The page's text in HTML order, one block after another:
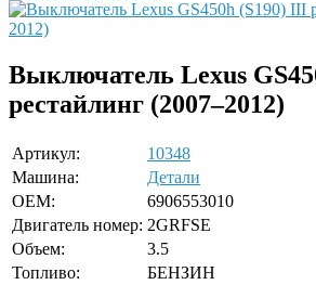
Выключатель Lexus
рестайлинг (2007–2012)
Артикул:
10348
Машина:
Детали
OEM:
6906553010
Двигатель номер: 2GRFSE
Объем:
3.5
Топливо:
БЕНЗИН